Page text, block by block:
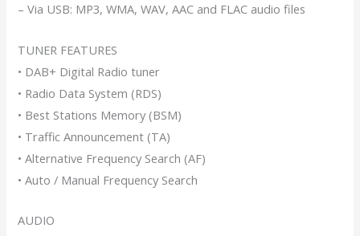
– Via USB: MP3, WMA, WAV, AAC and FLAC audio files
TUNER FEATURES
• DAB+ Digital Radio tuner
• Radio Data System (RDS)
• Best Stations Memory (BSM)
• Traffic Announcement (TA)
• Alternative Frequency Search (AF)
• Auto / Manual Frequency Search
AUDIO